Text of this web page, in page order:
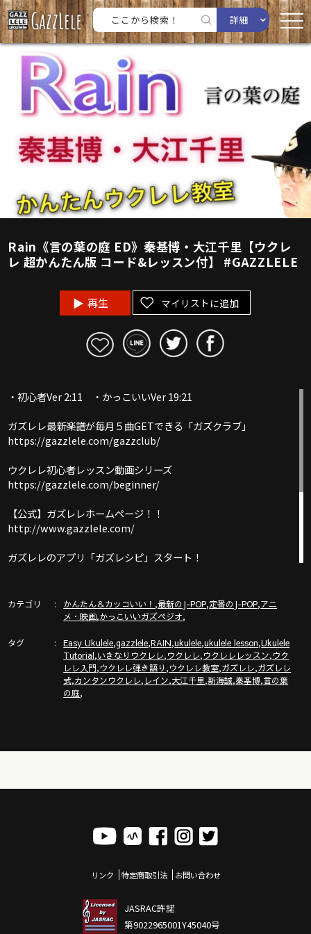
詳細
Rain《言の葉の庭 ED》秦基博・大江千里【ウクレ
レ 超かんたん版 コード&レッスン付】 #GAZZLELE
再生 マイリストに追加
・初心者Ver 2:11 ・かっこいいVer 19:21
ガズレレ最新楽譜が毎月５曲GETできる「ガズクラブ」
https://gazzlele.com/gazzclub/
ウクレレ初心者レッスン動画シリーズ
https://gazzlele.com/beginner/
【公式】ガズレレホームページ！！
http://www.gazzlele.com/
ガズレレのアプリ「ガズレシピ」スタート！
ガズのわがままウクレレ
https://gazzlele.com/wagamamaukulele/
ガズのサブチャンネル「ガズトーク！」
https://www.youtube.com/channel/UC8YUGZF76p-
GD_HKq_ZQRHA
カテゴリ かんたん＆カッコいい！ ,最新のJ-POP,定番のJ-POP,アニ
メ・映画,かっこいいガズペジオ,
タグ Easy Ukulele,gazzlele,RAIN,ukulele,ukulele lesson,Ukulele
Tutorial,いきなりウクレレ,ウクレレ,ウクレレレッスン,ウク
レレ入門,ウクレレ弾き語り ,ウクレレ教室,ガズレレ,ガズレレ
式,カンタンウクレレ, レイン,大江千里,新海誠,秦基博,言の葉
の庭,
リンク 特定商取引法 お問い合わせ
JASRAC許諾
第9022965001Y45040号